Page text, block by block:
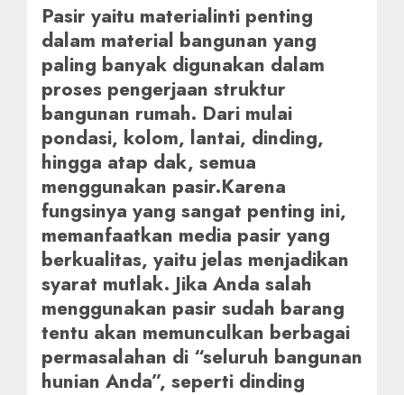
Pasir yaitu materialinti penting
dalam material bangunan yang
paling banyak digunakan dalam
proses pengerjaan struktur
bangunan rumah. Dari mulai
pondasi, kolom, lantai, dinding,
hingga atap dak, semua
menggunakan pasir.Karena
fungsinya yang sangat penting ini,
memanfaatkan media pasir yang
berkualitas, yaitu jelas menjadikan
syarat mutlak. Jika Anda salah
menggunakan pasir sudah barang
tentu akan memunculkan berbagai
permasalahan di “seluruh bangunan
hunian Anda”, seperti dinding